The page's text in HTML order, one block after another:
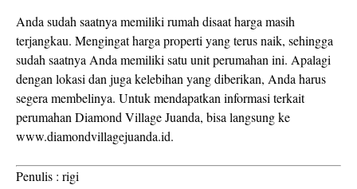
Anda sudah saatnya memiliki rumah disaat harga masih
terjangkau. Mengingat harga properti yang terus naik, sehingga
sudah saatnya Anda memiliki satu unit perumahan ini. Apalagi
dengan lokasi dan juga kelebihan yang diberikan, Anda harus
segera membelinya. Untuk mendapatkan informasi terkait
perumahan Diamond Village Juanda, bisa langsung ke
www.diamondvillagejuanda.id.
Penulis : rigi